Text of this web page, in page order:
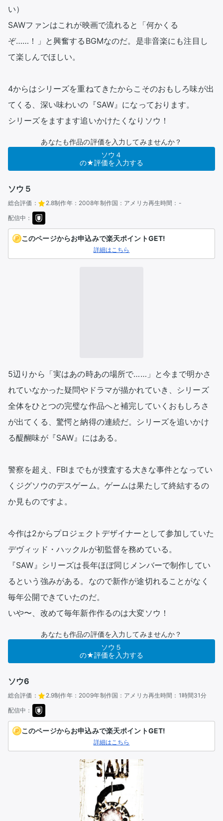
い）
SAWファンはこれが映画で流れると「何かくる
ぞ……！」と興奮するBGMなのだ。是非音楽にも注目し
て楽しんでほしい。
4からはシリーズを重ねてきたからこそのおもしろ味が出
てくる、深い味わいの『SAW』になっております。
シリーズをますます追いかけたくなりソウ！
あなたも作品の評価を入力してみませんか？
ソウ４
の★評価を入力する
ソウ５
総合評価： 2.8制作年： 2008年制作国： アメリカ再生時間： -
配信中：
このページからお申込みで楽天ポイントGET!
詳細はこちら
5辺りから「実はあの時あの場所で……」と今まで明かさ
れていなかった疑問やドラマが描かれていき、シリーズ
全体をひとつの完璧な作品へと補完していくおもしろさ
が出てくる、驚愕と納得の連続だ。シリーズを追いかけ
る醍醐味が『SAW』にはある。
警察を超え、FBIまでもが捜査する大きな事件となってい
くジグソウのデスゲーム。ゲームは果たして終結するの
か見ものですよ。
今作は2からプロジェクトデザイナーとして参加していた
デヴィッド・ハックルが初監督を務めている。
『SAW』シリーズは長年ほぼ同じメンバーで制作してい
るという強みがある。なので新作が途切れることがなく
毎年公開できていたのだ。
いや〜、改めて毎年新作作るのは大変ソウ！
あなたも作品の評価を入力してみませんか？
ソウ５
の★評価を入力する
ソウ6
総合評価： 2.9制作年： 2009年制作国： アメリカ再生時間： 1時間31分
配信中：
このページからお申込みで楽天ポイントGET!
詳細はこちら